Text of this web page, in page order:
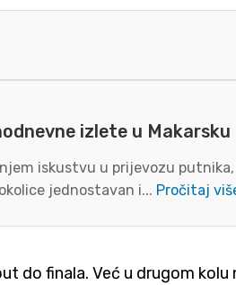
izlete u Makarsku
iskustvu u prijevozu
jednostavan i... Pročitaj
do finala. Već u drugom